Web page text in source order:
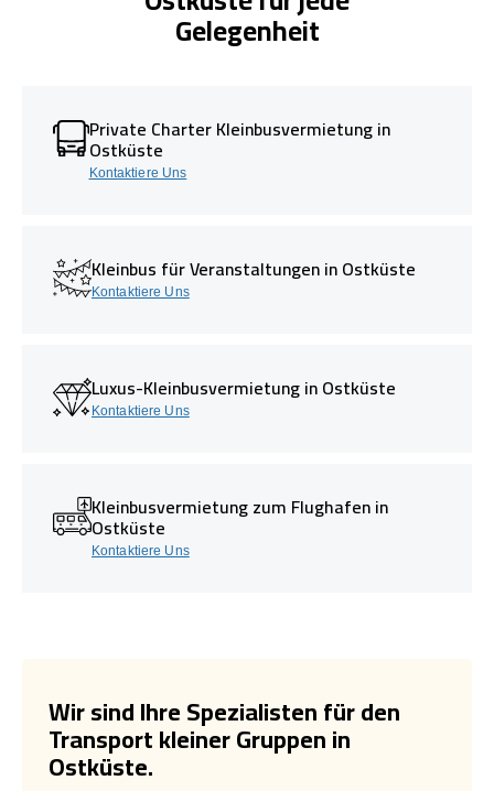
Gelegenheit
Private Charter Kleinbusvermietung in
Ostküste
Kontaktiere Uns
Kleinbus für Veranstaltungen in Ostküste
Kontaktiere Uns
Luxus-Kleinbusvermietung in Ostküste
Kontaktiere Uns
Kleinbusvermietung zum Flughafen in
Ostküste
Kontaktiere Uns
Wir sind Ihre Spezialisten für den
Transport kleiner Gruppen in
Ostküste.